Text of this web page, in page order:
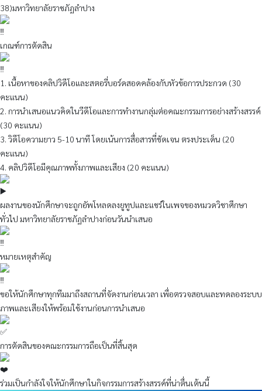
38)มหาวิทยาลัยราชภัฏลำปาง
เกณฑ์การตัดสิน
1. เนื้อหาของคลิปวิดีโอและสตอรี่บอร์ดสอดคล้องกับหัวข้อการประกวด (30
คะแนน)
2. การนำเสนอแนวคิดในวีดีโอและการทำงานกลุ่มต่อคณะกรรมการอย่างสร้างสรรค์
(30 คะแนน)
3. วิดีโอความยาว 5-10 นาที โดยเน้นการสื่อสารที่ชัดเจน ตรงประเด็น (20
คะแนน)
4. คลิปวิดีโอมีคุณภาพทั้งภาพและเสียง (20 คะแนน)
ผลงานของนักศึกษาจะถูกอัพโหลดลงยูทูปและแชร์ในเพจของหมวดวิชาศึกษา
ทั่วไป มหาวิทยาลัยราชภัฏลำปางก่อนวันนำเสนอ
หมายเหตุสำคัญ
ขอให้นักศึกษาทุกทีมมาถึงสถานที่จัดงานก่อนเวลา เพื่อตรวจสอบและทดลองระบบ
ภาพและเสียงให้พร้อมใช้งานก่อนการนำเสนอ
การตัดสินของคณะกรรมการถือเป็นที่สิ้นสุด
ร่วมเป็นกำลังใจให้นักศึกษาในกิจกรรมการสร้างสรรค์ที่น่าตื่นเต้นนี้